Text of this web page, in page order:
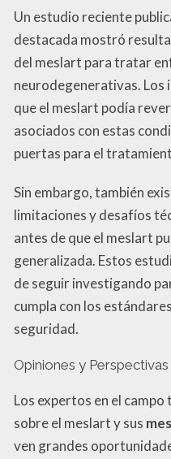
Un estudio reciente
destacada mostró
del meslart para tratar
neurodegenerativas.
que el meslart podía
asociados con estas
puertas para el
Sin embargo, también
limitaciones y desafíos
antes de que el meslart
generalizada. Estos
de seguir investigando
cumpla con los
seguridad.
Opiniones y
Los expertos en el
sobre el meslart y sus
ven grandes